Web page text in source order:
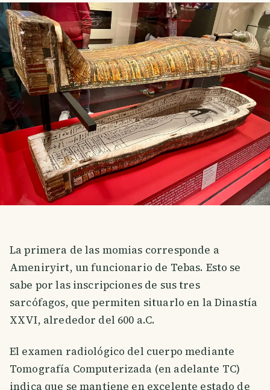
La primera de las momias corresponde a
Ameniryirt, un funcionario de Tebas. Esto se
sabe por las inscripciones de sus tres
sarcófagos, que permiten situarlo en la Dinastía
XXVI, alrededor del 600 a.C.
El examen radiológico del cuerpo mediante
Tomografía Computerizada (en adelante TC)
indica que se mantiene en excelente estado de